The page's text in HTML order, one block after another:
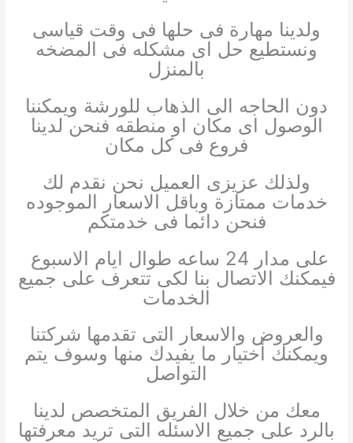
ولدينا مهارة فى حلها فى وقت قياسى
ونستطيع حل اى مشكله فى المضخه
بالمنزل
دون الحاجه الى الذهاب للورشة ويمكننا
الوصول اى مكان او منطقه فنحن لدينا
فروع فى كل مكان
ولذلك عزيزى العميل نحن نقدم لك
خدمات ممتازة وباقل الاسعار الموجوده
فنحن دائما فى خدمتكم
على مدار 24 ساعه طوال ايام الاسبوع
فيمكنك الاتصال بنا لكى تتعرف على جميع
الخدمات
والعروض والاسعار التى تقدمها شركتنا
ويمكنك أختيار ما يفيدك منها وسوف يتم
التواصل
معك من خلال الفريق المتخصص لدينا
بالرد على جميع الاسئله التى تريد معرفتها